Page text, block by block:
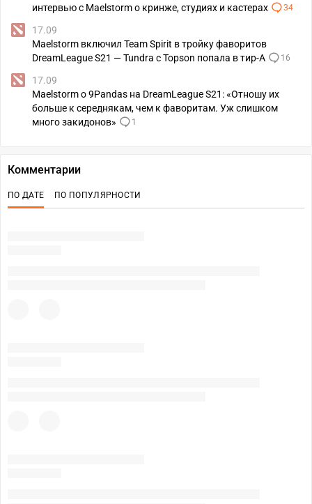
интервью с Maelstorm о кринже, студиях и кастерах
34
17.09
Maelstorm включил Team Spirit в тройку фаворитов
DreamLeague S21 — Tundra c Topson попала в тир-A
16
17.09
Maelstorm о 9Pandas на DreamLeague S21: «Отношу их
больше к середнякам, чем к фаворитам. Уж слишком
много закидонов»
1
Комментарии
ПО ДАТЕ ПО ПОПУЛЯРНОСТИ